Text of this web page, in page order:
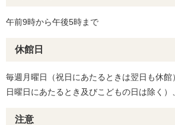
午前9時から午後5時まで
休館日
毎週月曜日（祝日にあたるときは翌日も休館
日曜日にあたるとき及びこどもの日は除く）
注意